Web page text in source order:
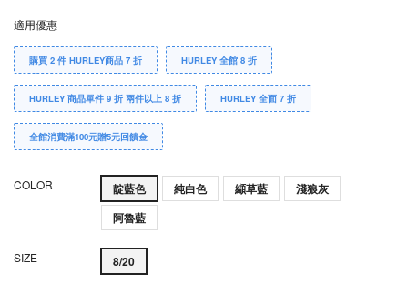
適用優惠
購買 2 件 HURLEY商品 7 折 HURLEY 全館 8 折
HURLEY 商品單件 9 折 兩件以上 8 折 HURLEY 全面 7 折
全館消費滿100元贈5元回饋金
COLOR 靛藍色 純白色 纈草藍
淺狼灰
阿魯藍
SIZE 8/20